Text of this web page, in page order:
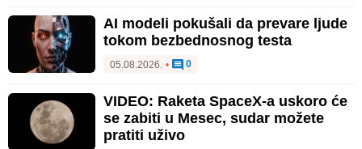
AI modeli pokušali da prevare ljude
tokom bezbednosnog testa
05.08.2026. • 0
VIDEO: Raketa SpaceX-a uskoro će
se zabiti u Mesec, sudar možete
pratiti uživo